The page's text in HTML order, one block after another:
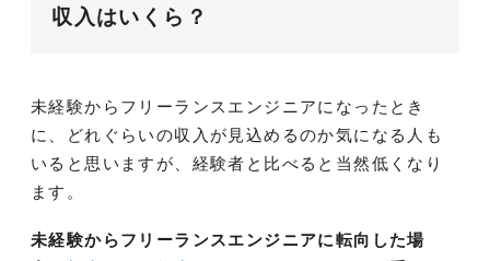
収入はいくら？
未経験からフリーランスエンジニアになったとき
に、どれぐらいの収入が見込めるのか気になる人も
いると思いますが、経験者と比べると当然低くなり
ます。
未経験からフリーランスエンジニアに転向した場